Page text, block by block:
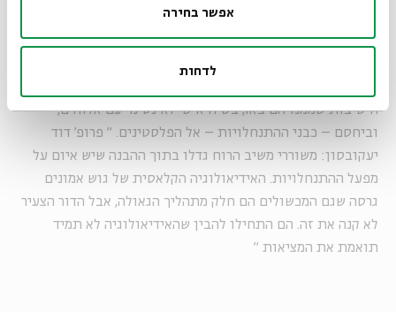
אפשר בחירה
לדחות
שירת "משיב הרוח" התאפיינה גם בתחומי העיסוק שלה, שנתפסו
כנועזים וכלא מקובלים בציבור הדתי באותם ימים. המשוררים
הישיבות שממנו הם באו, בשיח אישי ואינטימי עם אלוהים,
וביחסם – כבני ההתנחלויות – אל הפלסטינים. " פרופ' דוד
יעקובסון: משוררי משיב הרוח גדלו בתוך ההבנה שיש איום על
מפעל ההתנחלויות. האידיאולוגיה הקלאסית של גוש אמונים
גרסה שגם המכשולים הם חלק מתהליך הגאולה, אבל הדור הצעיר
לא קנה את זה. הם התחילו להבין שהאידיאולוגיה לא תמיד
תואמת את המציאות "